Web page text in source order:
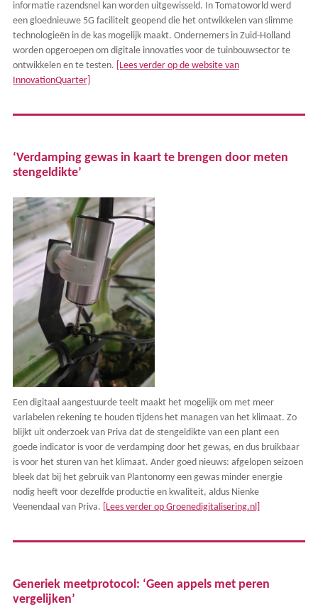
informatie razendsnel kan worden uitgewisseld. In Tomatoworld werd
een gloednieuwe 5G faciliteit geopend die het ontwikkelen van slimme
technologieën in de kas mogelijk maakt. Ondernemers in Zuid-Holland
worden opgeroepen om digitale innovaties voor de tuinbouwsector te
ontwikkelen en te testen. [Lees verder op de website van
InnovationQuarter]
‘Verdamping gewas in kaart te brengen door meten
stengeldikte’
Een digitaal aangestuurde teelt maakt het mogelijk om met meer
variabelen rekening te houden tijdens het managen van het klimaat. Zo
blijkt uit onderzoek van Priva dat de stengeldikte van een plant een
goede indicator is voor de verdamping door het gewas, en dus bruikbaar
is voor het sturen van het klimaat. Ander goed nieuws: afgelopen seizoen
bleek dat bij het gebruik van Plantonomy een gewas minder energie
nodig heeft voor dezelfde productie en kwaliteit, aldus Nienke
Veenendaal van Priva.
[Lees verder op Groenedigitalisering.nl]
Generiek meetprotocol: ‘Geen appels met peren
vergelijken’